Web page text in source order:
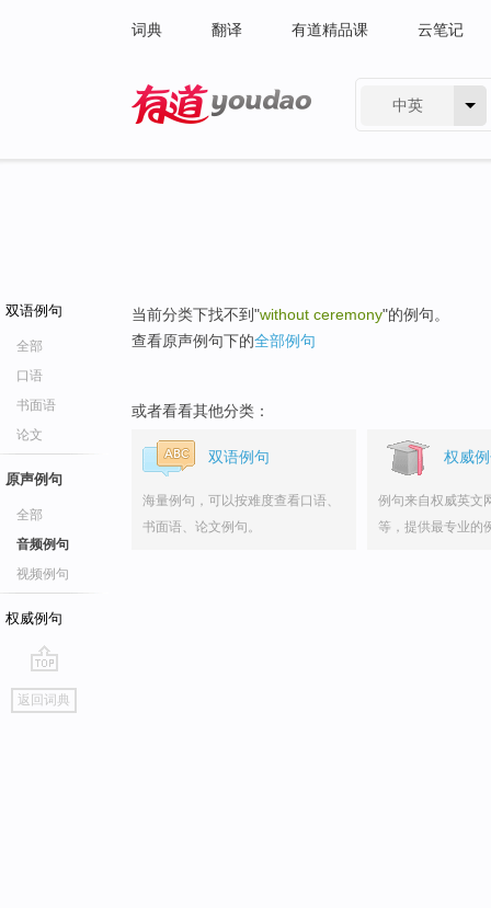
词典 翻译 有道精品课 云笔记
中英
双语例句
全部
口语
书面语
论文
原声例句
全部
音频例句
视频例句
权威例句
go
top
返回词典
当前分类下找不到"without ceremony"的例句。
查看原声例句下的全部例句
或者看看其他分类：
双语例句
海量例句，可以按难度查看口语、
书面语、论文例句。
权威
例句来自权威英文
等，提供最专业的